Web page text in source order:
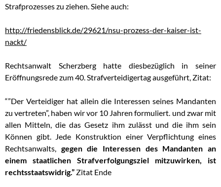
Strafprozesses zu ziehen. Siehe auch:
http://friedensblick.de/29621/nsu-prozess-der-kaiser-ist-
nackt/
Rechtsanwalt Scherzberg hatte diesbezüglich in seiner
Eröffnungsrede zum 40. Strafverteidigertag ausgeführt, Zitat:
“”Der Verteidiger hat allein die Interessen seines Mandanten
zu vertreten”, haben wir vor 10 Jahren formuliert. und zwar mit
allen Mitteln, die das Gesetz ihm zulässt und die ihm sein
Können gibt. Jede Konstruktion einer Verpflichtung eines
Rechtsanwalts, gegen die Interessen des Mandanten an
einem staatlichen Strafverfolgungsziel mitzuwirken, ist
rechtsstaatswidrig.” Zitat Ende